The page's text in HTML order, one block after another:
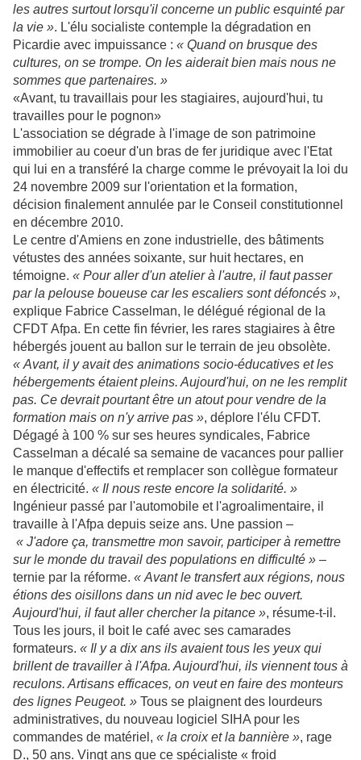
les autres surtout lorsqu'il concerne un public esquinté par
la vie ». L'élu socialiste contemple la dégradation en
Picardie avec impuissance : « Quand on brusque des
cultures, on se trompe. On les aiderait bien mais nous ne
sommes que partenaires. »
«Avant, tu travaillais pour les stagiaires, aujourd'hui, tu
travailles pour le pognon»
L'association se dégrade à l'image de son patrimoine
immobilier au coeur d'un bras de fer juridique avec l'Etat
qui lui en a transféré la charge comme le prévoyait la loi du
24 novembre 2009 sur l'orientation et la formation,
décision finalement annulée par le Conseil constitutionnel
en décembre 2010.
Le centre d'Amiens en zone industrielle, des bâtiments
vétustes des années soixante, sur huit hectares, en
témoigne. « Pour aller d'un atelier à l'autre, il faut passer
par la pelouse boueuse car les escaliers sont défoncés »,
explique Fabrice Casselman, le délégué régional de la
CFDT Afpa. En cette fin février, les rares stagiaires à être
hébergés jouent au ballon sur le terrain de jeu obsolète.
« Avant, il y avait des animations socio-éducatives et les
hébergements étaient pleins. Aujourd'hui, on ne les remplit
pas. Ce devrait pourtant être un atout pour vendre de la
formation mais on n'y arrive pas », déplore l'élu CFDT.
Dégagé à 100 % sur ses heures syndicales, Fabrice
Casselman a décalé sa semaine de vacances pour pallier
le manque d'effectifs et remplacer son collègue formateur
en électricité. « Il nous reste encore la solidarité. »
Ingénieur passé par l'automobile et l'agroalimentaire, il
travaille à l'Afpa depuis seize ans. Une passion –
« J'adore ça, transmettre mon savoir, participer à remettre
sur le monde du travail des populations en difficulté » –
ternie par la réforme. « Avant le transfert aux régions, nous
étions des oisillons dans un nid avec le bec ouvert.
Aujourd'hui, il faut aller chercher la pitance », résume-t-il.
Tous les jours, il boit le café avec ses camarades
formateurs. « Il y a dix ans ils avaient tous les yeux qui
brillent de travailler à l'Afpa. Aujourd'hui, ils viennent tous à
reculons. Artisans efficaces, on veut en faire des monteurs
des lignes Peugeot. » Tous se plaignent des lourdeurs
administratives, du nouveau logiciel SIHA pour les
commandes de matériel, « la croix et la bannière », rage
D., 50 ans. Vingt ans que ce spécialiste « froid